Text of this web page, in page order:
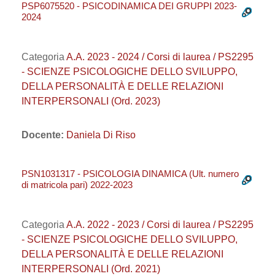
PSP6075520 - PSICODINAMICA DEI GRUPPI 2023-
2024
Categoria A.A. 2023 - 2024 / Corsi di laurea / PS2295
- SCIENZE PSICOLOGICHE DELLO SVILUPPO,
DELLA PERSONALITÀ E DELLE RELAZIONI
INTERPERSONALI (Ord. 2023)
Docente: Daniela Di Riso
PSN1031317 - PSICOLOGIA DINAMICA (Ult. numero
di matricola pari) 2022-2023
Categoria A.A. 2022 - 2023 / Corsi di laurea / PS2295
- SCIENZE PSICOLOGICHE DELLO SVILUPPO,
DELLA PERSONALITÀ E DELLE RELAZIONI
INTERPERSONALI (Ord. 2021)